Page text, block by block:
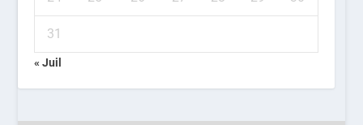
31
« Juil